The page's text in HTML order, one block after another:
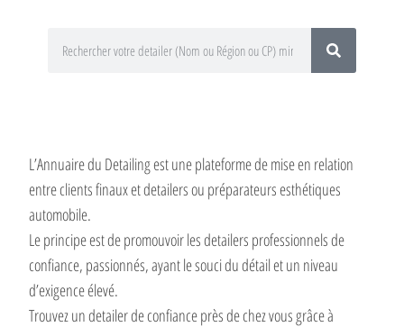
L’Annuaire du Detailing est une plateforme de mise en relation
entre clients finaux et detailers ou préparateurs esthétiques
automobile.
Le principe est de promouvoir les detailers professionnels de
confiance, passionnés, ayant le souci du détail et un niveau
d’exigence élevé.
Trouvez un detailer de confiance près de chez vous grâce à